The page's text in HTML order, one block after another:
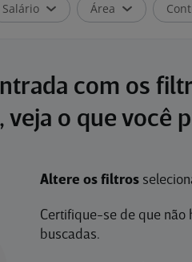
Salário Área
com os
veja o que você
Altere os filtros
Certifique-se de que não
buscadas.